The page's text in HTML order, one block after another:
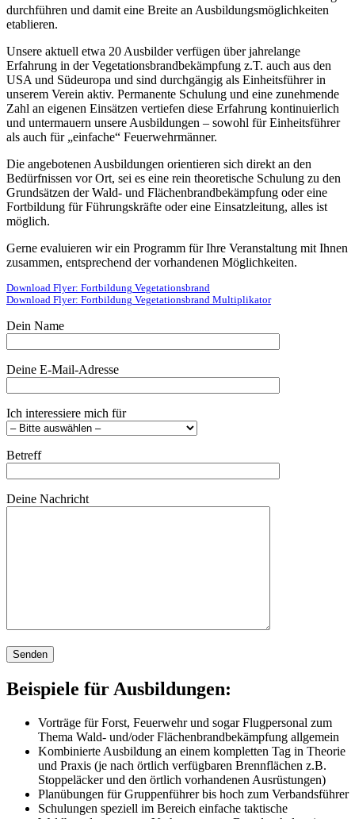
durchführen und damit eine Breite an Ausbildungsmöglichkeiten
etablieren.
Unsere aktuell etwa 20 Ausbilder verfügen über jahrelange
Erfahrung in der Vegetationsbrandbekämpfung z.T. auch aus den
USA und Südeuropa und sind durchgängig als Einheitsführer in
unserem Verein aktiv. Permanente Schulung und eine zunehmende
Zahl an eigenen Einsätzen vertiefen diese Erfahrung kontinuierlich
und untermauern unsere Ausbildungen – sowohl für Einheitsführer
als auch für „einfache“ Feuerwehrmänner.
Die angebotenen Ausbildungen orientieren sich direkt an den
Bedürfnissen vor Ort, sei es eine rein theoretische Schulung zu den
Grundsätzen der Wald- und Flächenbrandbekämpfung oder eine
Fortbildung für Führungskräfte oder eine Einsatzleitung, alles ist
möglich.
Gerne evaluieren wir ein Programm für Ihre Veranstaltung mit Ihnen
zusammen, entsprechend der vorhandenen Möglichkeiten.
Download Flyer: Fortbildung Vegetationsbrand
Download Flyer: Fortbildung Vegetationsbrand Multiplikator
Dein Name
Deine E-Mail-Adresse
Ich interessiere mich für
Betreff
Deine Nachricht
Bitte lasse dieses Feld leer.
Beispiele für Ausbildungen:
Vorträge für Forst, Feuerwehr und sogar Flugpersonal zum
Thema Wald- und/oder Flächenbrandbekämpfung allgemein
Kombinierte Ausbildung an einem kompletten Tag in Theorie
und Praxis (je nach örtlich verfügbaren Brennflächen z.B.
Stoppeläcker und den örtlich vorhandenen Ausrüstungen)
Planübungen für Gruppenführer bis hoch zum Verbandsführer
Schulungen speziell im Bereich einfache taktische